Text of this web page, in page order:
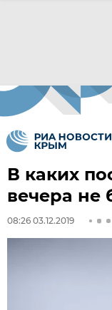
В каких
вечера не
08:26 03.12.2019